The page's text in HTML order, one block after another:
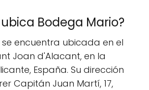
Bodega Mario?
encuentra ubicada en el
Joan d'Alacant, en la
España. Su dirección
Capitán Juan Martí, 17,